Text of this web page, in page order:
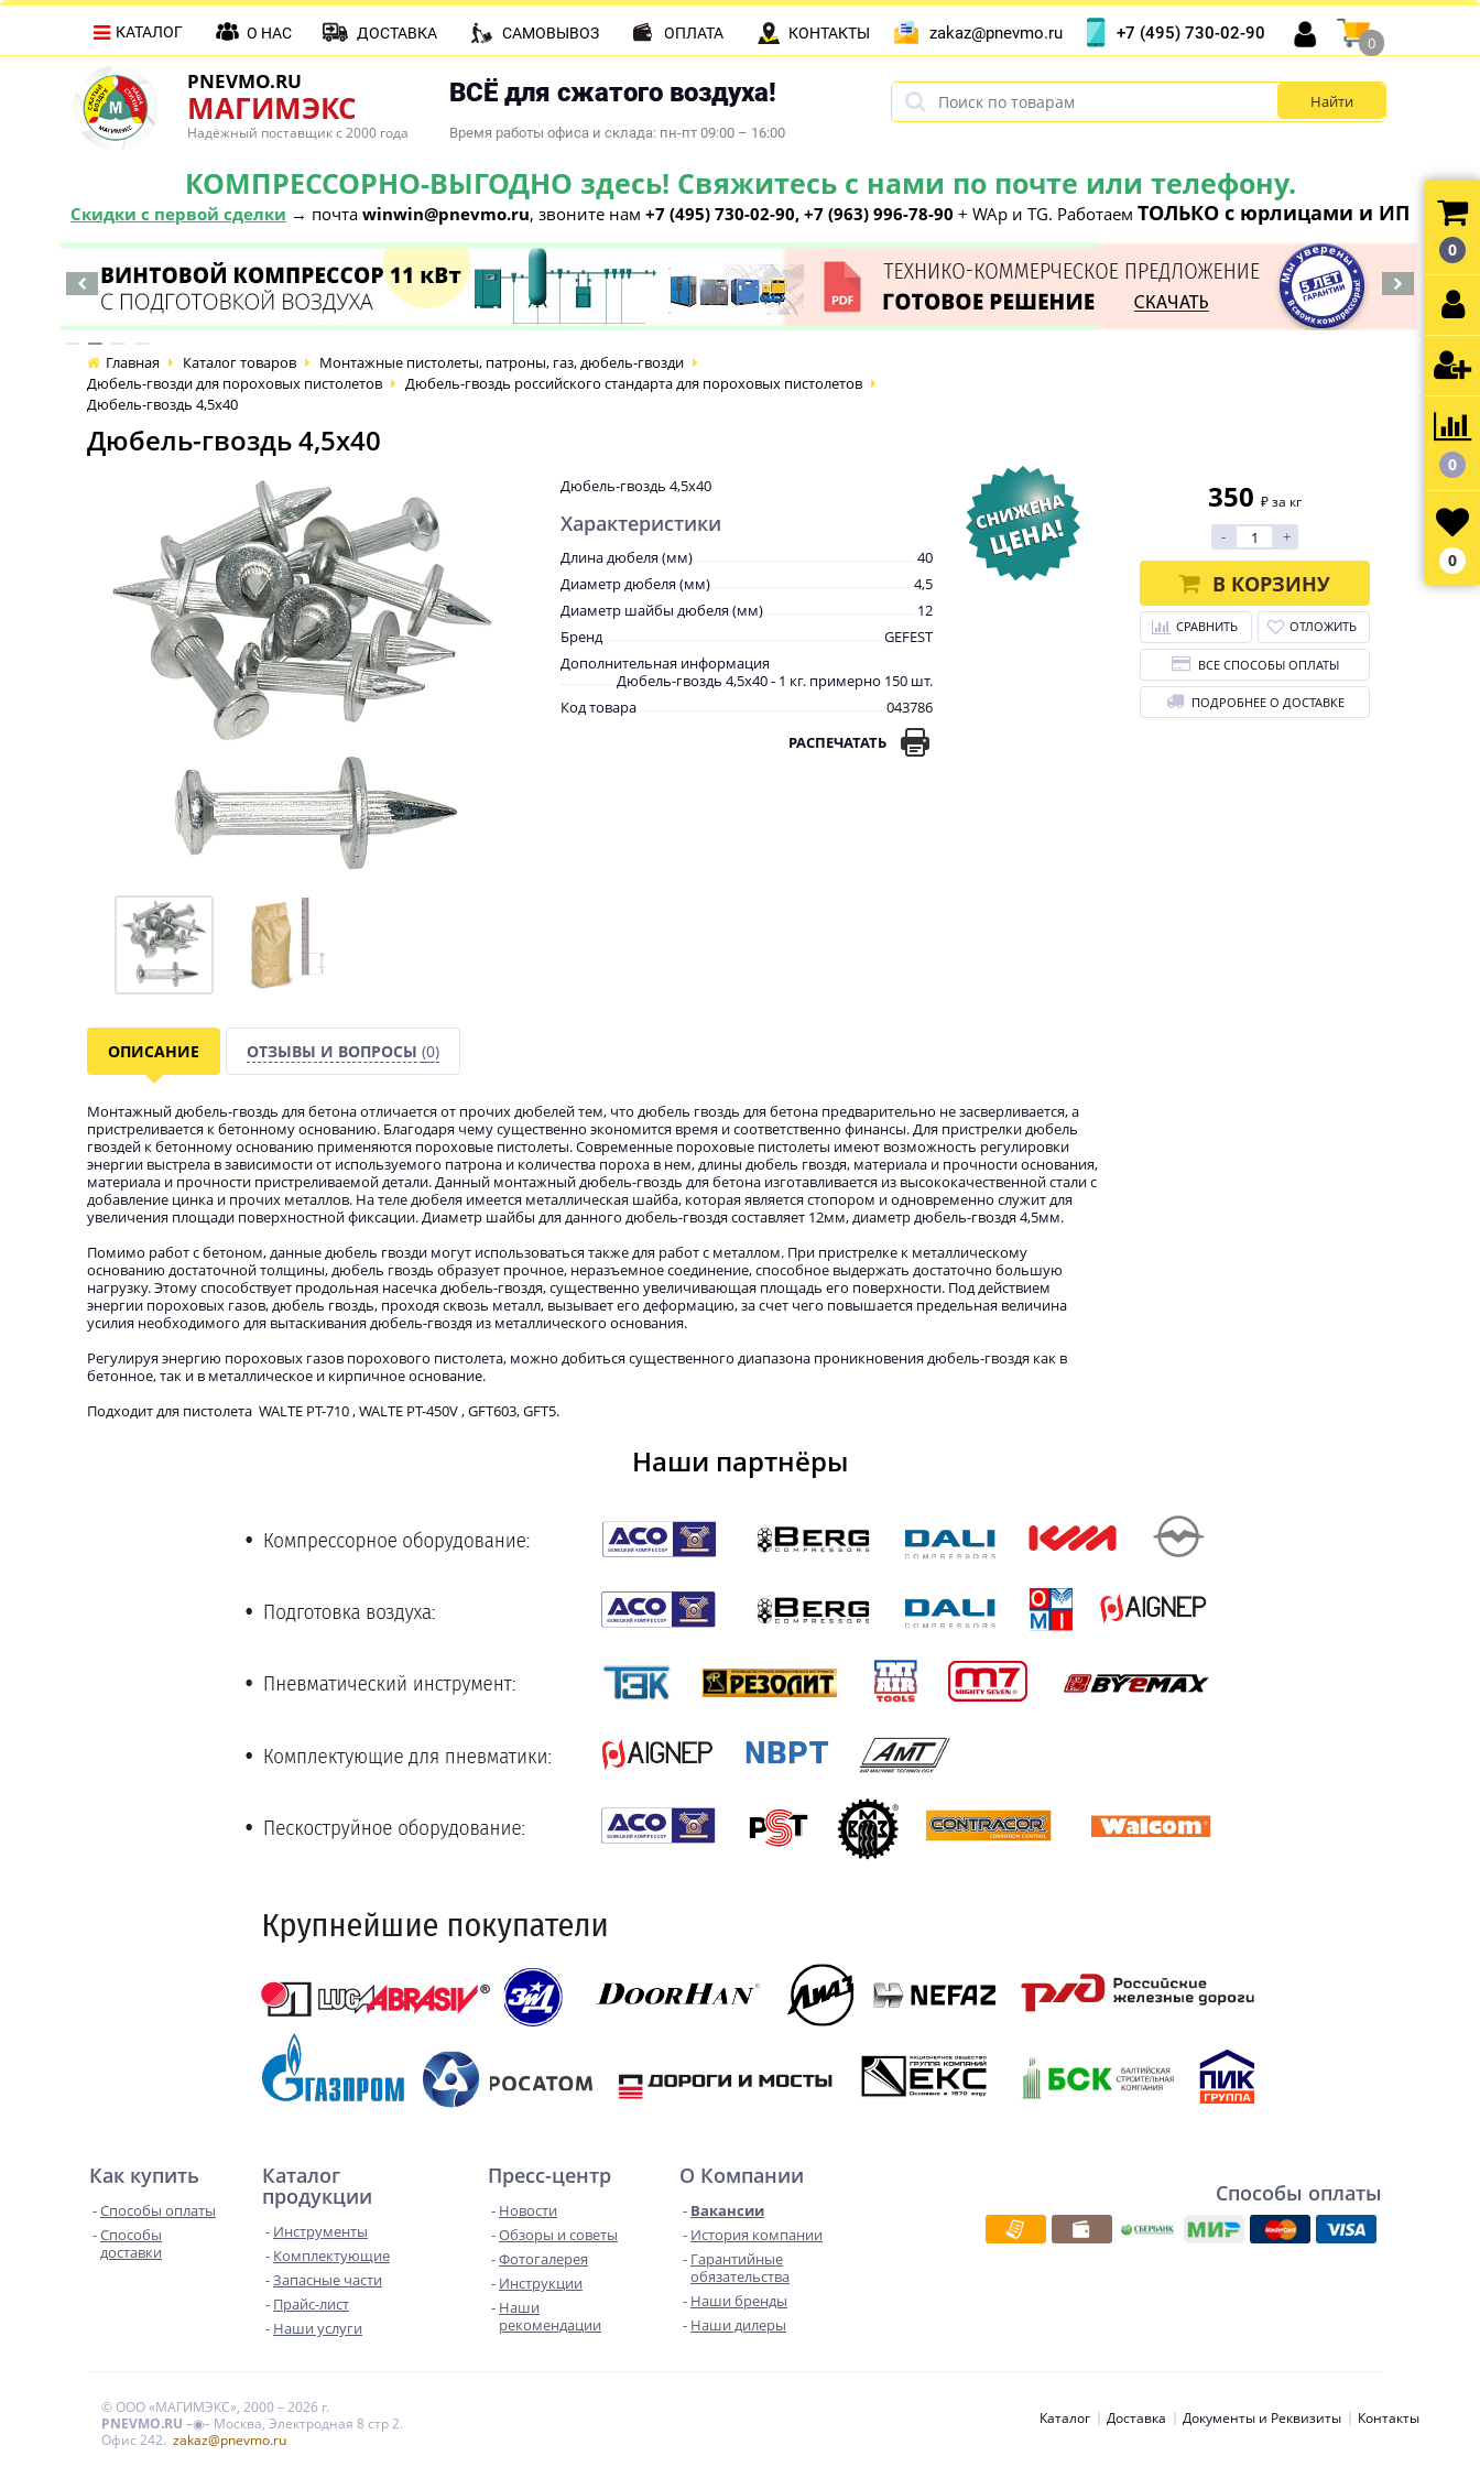
PNEVMO.RU
МАГИМЭКС
Надёжный поставщик с 2000 года
ВСЁ для сжатого воздуха!
Время работы офиса и склада: пн-пт 09:00 – 16:00
КОМПРЕССОРНО-ВЫГОДНО здесь! Свяжитесь с нами по почте или телефону.
Скидки с первой сделки → почта winwin@pnevmo.ru, звоните нам +7 (495) 730-02-90, +7 (963) 996-78-90 + WAp и TG. Работаем ТОЛЬКО с юрлицами и ИП
КАТАЛОГ О НАС ДОСТАВКА САМОВЫВОЗ ОПЛАТА КОНТАКТЫ zakaz@pnevmo.ru +7 (495) 730-02-90
0
Главная Каталог товаров
Монтажные пистолеты, патроны, газ, дюбель-гвозди
Дюбель-гвозди для пороховых пистолетов
Дюбель-гвоздь российского стандарта для пороховых пистолетов
Дюбель-гвоздь 4,5х40
Дюбель-гвоздь 4,5х40
Дюбель-гвоздь 4,5х40
Характеристики
Длина дюбеля (мм)
40
Диаметр дюбеля (мм)
4,5
Диаметр шайбы дюбеля (мм)
12
Бренд
GEFEST
Дополнительная информация
Дюбель-гвоздь 4,5х40 - 1 кг. примерно 150 шт.
Код товара
043786
РАСПЕЧАТАТЬ
350 ₽ за кг
- +
В КОРЗИНУ
СРАВНИТЬ ОТЛОЖИТЬ
ВСЕ СПОСОБЫ ОПЛАТЫ
ПОДРОБНЕЕ О ДОСТАВКЕ
ОПИСАНИЕ ОТЗЫВЫ И ВОПРОСЫ (0)
Монтажный дюбель-гвоздь для бетона отличается от прочих дюбелей тем, что дюбель гвоздь для бетона предварительно не засверливается, а
пристреливается к бетонному основанию. Благодаря чему существенно экономится время и соответственно финансы. Для пристрелки дюбель
гвоздей к бетонному основанию применяются пороховые пистолеты. Современные пороховые пистолеты имеют возможность регулировки
энергии выстрела в зависимости от используемого патрона и количества пороха в нем, длины дюбель гвоздя, материала и прочности основания,
материала и прочности пристреливаемой детали. Данный монтажный дюбель-гвоздь для бетона изготавливается из высококачественной стали с
добавление цинка и прочих металлов. На теле дюбеля имеется металлическая шайба, которая является стопором и одновременно служит для
увеличения площади поверхностной фиксации. Диаметр шайбы для данного дюбель-гвоздя составляет 12мм, диаметр дюбель-гвоздя 4,5мм.
Помимо работ с бетоном, данные дюбель гвозди могут использоваться также для работ с металлом. При пристрелке к металлическому
основанию достаточной толщины, дюбель гвоздь образует прочное, неразъемное соединение, способное выдержать достаточно большую
нагрузку. Этому способствует продольная насечка дюбель-гвоздя, существенно увеличивающая площадь его поверхности. Под действием
энергии пороховых газов, дюбель гвоздь, проходя сквозь металл, вызывает его деформацию, за счет чего повышается предельная величина
усилия необходимого для вытаскивания дюбель-гвоздя из металлического основания.
Регулируя энергию пороховых газов порохового пистолета, можно добиться существенного диапазона проникновения дюбель-гвоздя как в
бетонное, так и в металлическое и кирпичное основание.
Подходит для пистолета WALTE PT-710 , WALTE PT-450V , GFT603, GFT5.
Наши партнёры
Как купить
Способы оплаты
Способы
доставки
Каталог
продукции
Инструменты
Комплектующие
Запасные части
Прайс-лист
Наши услуги
Пресс-центр
Новости
Обзоры и советы
Фотогалерея
Инструкции
Наши
рекомендации
О Компании
Вакансии
История компании
Гарантийные
обязательства
Наши бренды
Наши дилеры
Способы оплаты
© ООО «МАГИМЭКС», 2000 – 2026 г.
PNEVMO.RU –◉– Москва, Электродная 8 стр 2.
Офис 242. zakaz@pnevmo.ru
Каталог Доставка Документы и Реквизиты Контакты
0
0
0